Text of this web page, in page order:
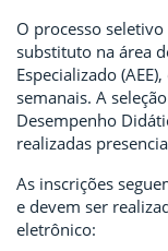
O processo
substituto na área
Especializado
semanais. A
Desempenho
realizadas
As inscrições
e devem ser
eletrônico: